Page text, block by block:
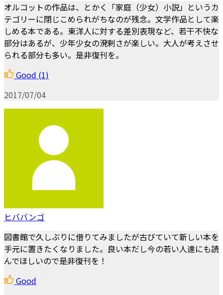
オルコットの作品は、とかく「家庭（少女）小説」というカ
テゴリーに閉じこめられがちなのが残念。文学作品として楽
しめる本である。東洋人に対する差別表現など、若干不快な
部分はあるが、少年少女の溌剌さが楽しい。大人が考えさせ
られる部分も多い。是非復刊を。
Good (1)
2017/07/04
ヒババンゴ
図書館で久しぶりに借りてみましたが古びていて新しい本を
手元に置きたくなりました。良い本だし今の若い人達にも読
んでほしいので是非復刊を！
Good